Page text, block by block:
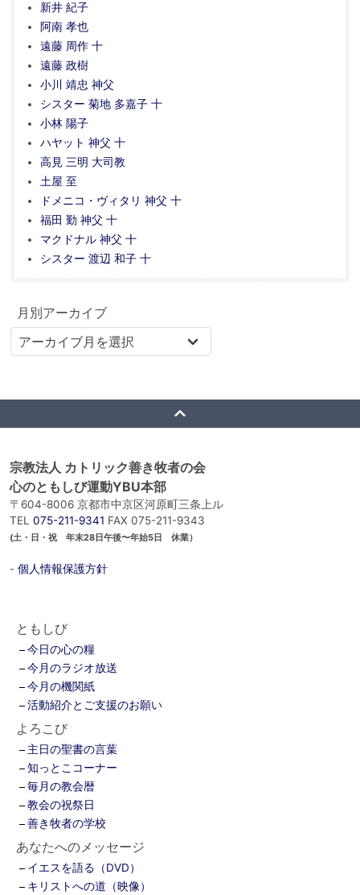
新井 紀子
阿南 孝也
遠藤 周作 十
遠藤 政樹
小川 靖忠 神父
シスター 菊地 多嘉子 十
小林 陽子
ハヤット 神父 十
高見 三明 大司教
土屋 至
ドメニコ・ヴィタリ 神父 十
福田 勤 神父 十
マクドナル 神父 十
シスター 渡辺 和子 十
月別アーカイブ
宗教法人 カトリック善き牧者の会
心のともしび運動YBU本部
〒604-8006 京都市中京区河原町三条上ル
TEL 075-211-9341 FAX 075-211-9343
(土・日・祝 年末28日午後〜年始5日 休業）
- 個人情報保護方針
ともしび
今日の心の糧
今月のラジオ放送
今月の機関紙
活動紹介とご支援のお願い
よろこび
主日の聖書の言葉
知っとこコーナー
毎月の教会暦
教会の祝祭日
善き牧者の学校
あなたへのメッセージ
イエスを語る（DVD）
キリストへの道（映像）